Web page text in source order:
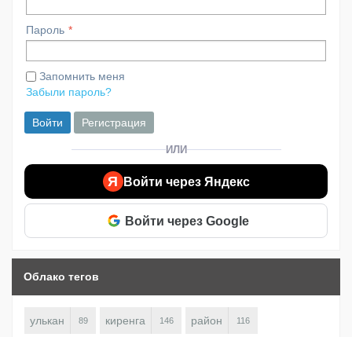
Пароль
Запомнить меня
Забыли пароль?
Войти Регистрация
ИЛИ
Я Войти через Яндекс
Войти через Google
Облако тегов
улькан 89 киренга 146 район 116